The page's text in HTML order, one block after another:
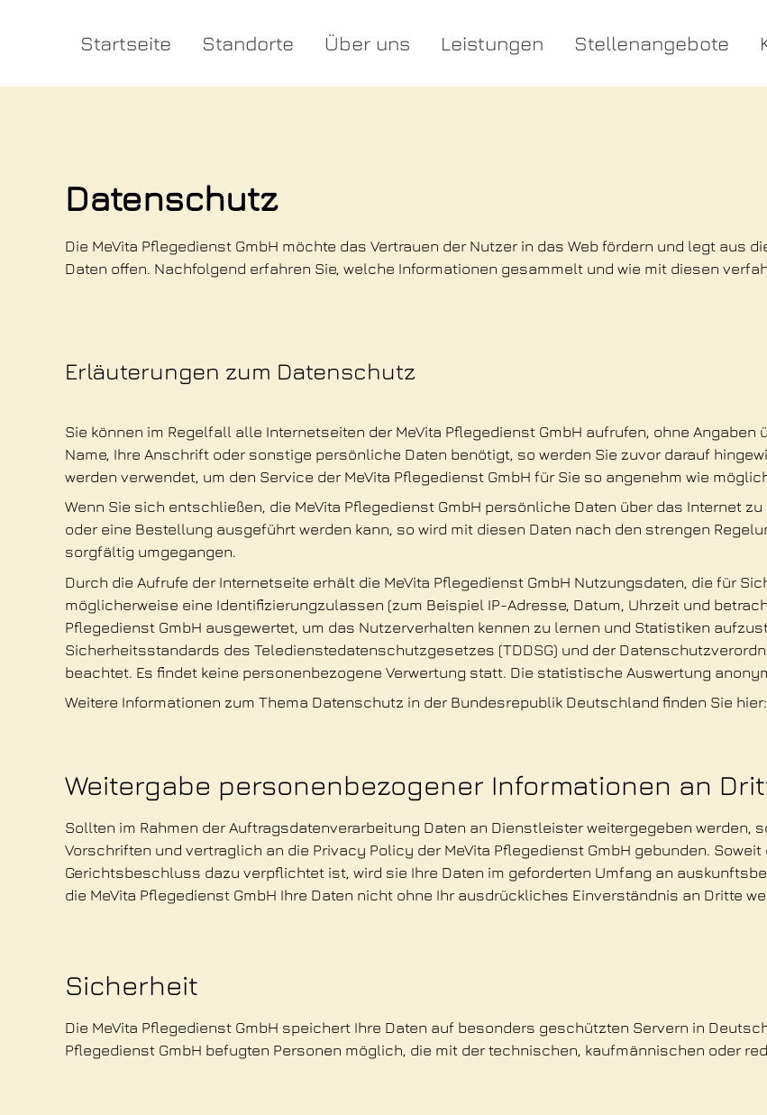
Startseite Standorte Über uns Leistungen Stellenangebote
Datenschutz
Die MeVita Pflegedienst GmbH möchte das Vertrauen der Nutzer in das Web fördern und legt aus
Daten offen. Nachfolgend erfahren Sie, welche Informationen gesammelt und wie mit diesen
Erläuterungen zum Datenschutz
Sie können im Regelfall alle Internetseiten der MeVita Pflegedienst GmbH aufrufen, ohne
Name, Ihre Anschrift oder sonstige persönliche Daten benötigt, so werden Sie zuvor darauf
werden verwendet, um den Service der MeVita Pflegedienst GmbH für Sie so angenehm wie
Wenn Sie sich entschließen, die MeVita Pflegedienst GmbH persönliche Daten über das Internet
oder eine Bestellung ausgeführt werden kann, so wird mit diesen Daten nach den strengen
sorgfältig umgegangen.
Durch die Aufrufe der Internetseite erhält die MeVita Pflegedienst GmbH Nutzungsdaten, die für
möglicherweise eine Identifizierungzulassen (zum Beispiel IP-Adresse, Datum, Uhrzeit und
Pflegedienst GmbH ausgewertet, um das Nutzerverhalten kennen zu lernen und Statistiken
Sicherheitsstandards des Teledienstedatenschutzgesetzes (TDDSG) und der
beachtet. Es findet keine personenbezogene Verwertung statt. Die statistische Auswertung
Weitere Informationen zum Thema Datenschutz in der Bundesrepublik Deutschland finden Sie hier:
Weitergabe personenbezogener Informationen an
Sollten im Rahmen der Auftragsdatenverarbeitung Daten an Dienstleister weitergegeben werden,
Vorschriften und vertraglich an die Privacy Policy der MeVita Pflegedienst GmbH gebunden.
Gerichtsbeschluss dazu verpflichtet ist, wird sie Ihre Daten im geforderten Umfang an
die MeVita Pflegedienst GmbH Ihre Daten nicht ohne Ihr ausdrückliches Einverständnis an Dritte
Sicherheit
Die MeVita Pflegedienst GmbH speichert Ihre Daten auf besonders geschützten Servern in
Pflegedienst GmbH befugten Personen möglich, die mit der technischen, kaufmännischen oder